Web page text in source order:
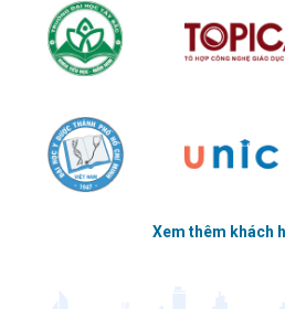
Xem thêm khách